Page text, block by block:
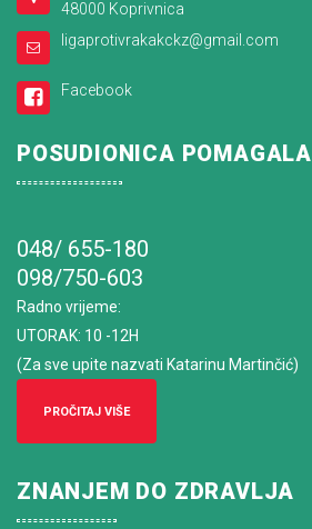
48000 Koprivnica
ligaprotivrakakckz@gmail.com
Facebook
POSUDIONICA POMAGALA
048/ 655-180
098/750-603
Radno vrijeme:
UTORAK: 10 -12H
(Za sve upite nazvati Katarinu Martinčić)
PROČITAJ VIŠE
ZNANJEM DO ZDRAVLJA